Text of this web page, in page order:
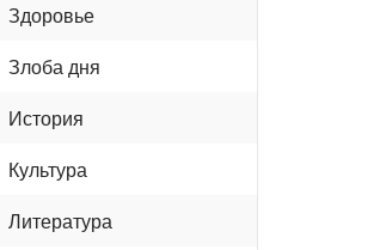
Здоровье
Злоба дня
История
Культура
Литература